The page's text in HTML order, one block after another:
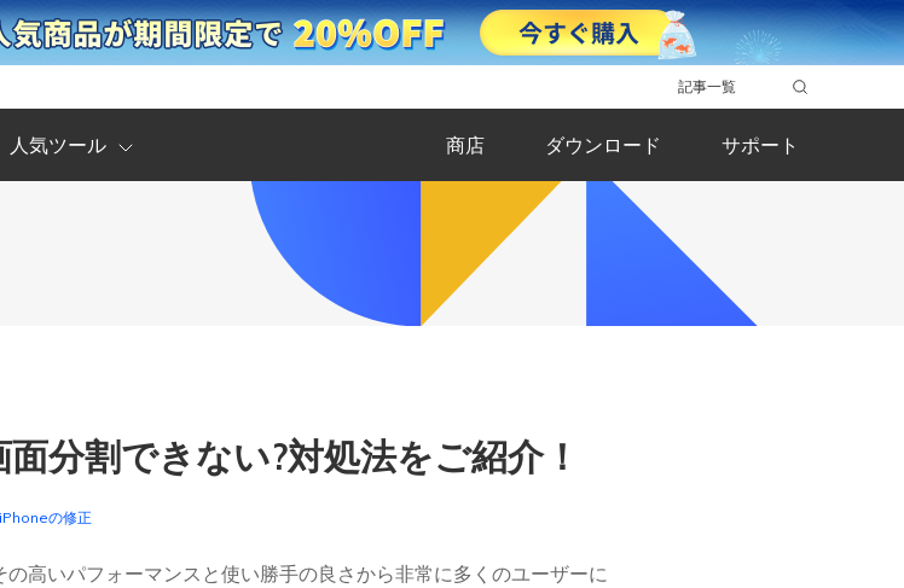
記事一覧
人気ツール 商店 ダウンロード サポート
分割できない?対処法をご紹介！
iPhoneの修正
高いパフォーマンスと使い勝手の良さから非常に多くのユーザーに